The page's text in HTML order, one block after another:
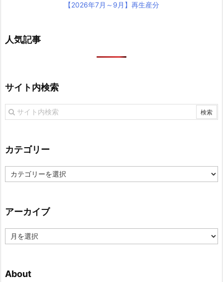
【2026年7月～9月】再生産分
人気記事
サイト内検索
カテゴリー
テ
ー
アーカイブ
ー
ブ
About